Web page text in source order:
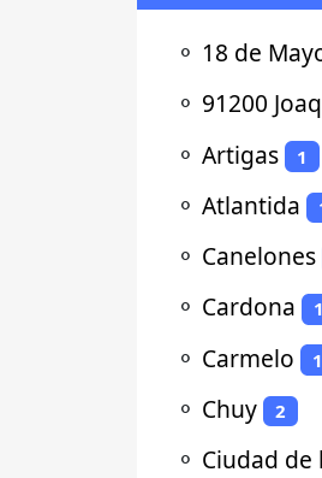
⚬ 18 de
⚬ 91200
⚬ Artigas 1
⚬ Atlantida
⚬ Canelones
⚬ Cardona 1
⚬ Carmelo 1
⚬ Chuy 2
⚬ Ciudad de